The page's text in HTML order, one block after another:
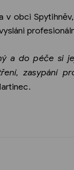
v obci
a do péče si
zasypání